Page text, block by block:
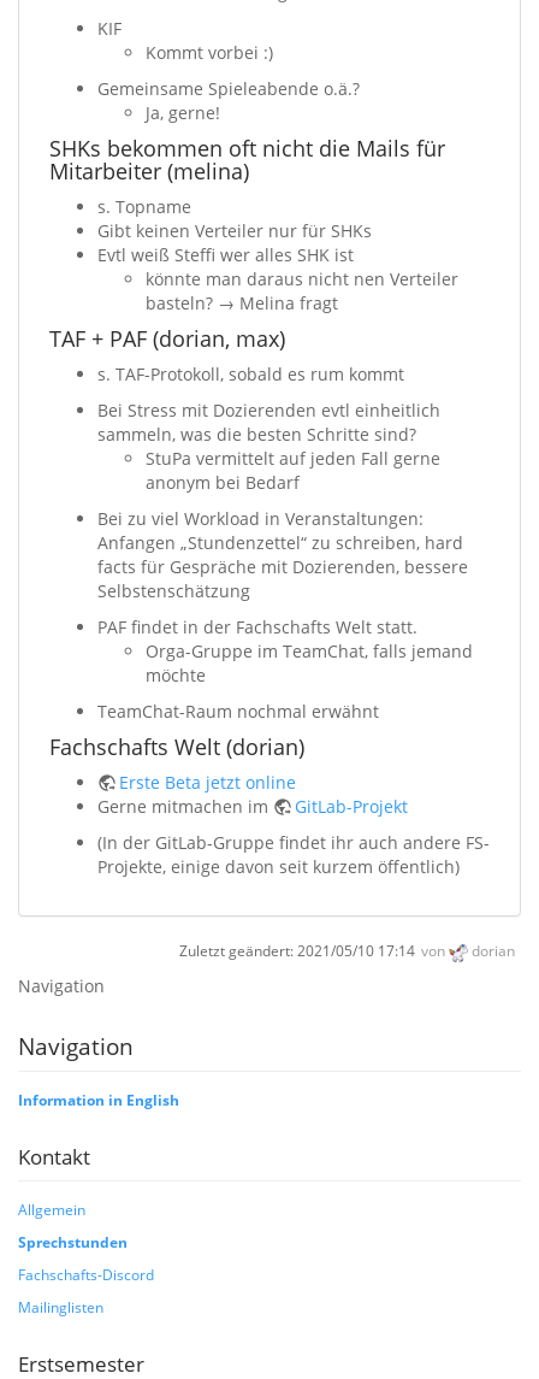
KIF
Kommt vorbei :)
Gemeinsame Spieleabende o.ä.?
Ja, gerne!
SHKs bekommen oft nicht die Mails für
Mitarbeiter (melina)
s. Topname
Gibt keinen Verteiler nur für SHKs
Evtl weiß Steffi wer alles SHK ist
könnte man daraus nicht nen Verteiler
basteln? → Melina fragt
TAF + PAF (dorian, max)
s. TAF-Protokoll, sobald es rum kommt
Bei Stress mit Dozierenden evtl einheitlich
sammeln, was die besten Schritte sind?
StuPa vermittelt auf jeden Fall gerne
anonym bei Bedarf
Bei zu viel Workload in Veranstaltungen:
Anfangen „Stundenzettel“ zu schreiben, hard
facts für Gespräche mit Dozierenden, bessere
Selbstenschätzung
PAF findet in der Fachschafts Welt statt.
Orga-Gruppe im TeamChat, falls jemand
möchte
TeamChat-Raum nochmal erwähnt
Fachschafts Welt (dorian)
Erste Beta jetzt online
Gerne mitmachen im
GitLab-Projekt
(In der GitLab-Gruppe findet ihr auch andere FS-
Projekte, einige davon seit kurzem öffentlich)
Zuletzt geändert: 2021/05/10 17:14 von dorian
Navigation
Navigation
Information in English
Kontakt
Allgemein
Sprechstunden
Fachschafts-Discord
Mailinglisten
Erstsemester